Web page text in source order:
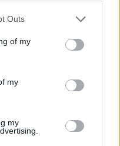
one or more Google
You may click to
its third-party tags to
in below Google
Outs
of my
my
my
γνωστή σεφ, Ντέμη
και τελικά στο
είναι μια
εξηγούν τις